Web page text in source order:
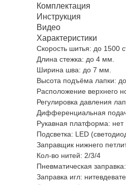
Комплектация
Инструкция
Видео
Характеристики
Скорость шитья: до 1500
Длина стежка: до 4 мм.
Ширина шва: до 7 мм.
Высота подъёма лапки:
Расположение верхнего
Регулировка давления
Дифференциальная
Рукавная платформа: нет
Подсветка: LED
Заправщик нижнего
Кол-во нитей: 2/3/4
Пневматическая
Заправка игл: